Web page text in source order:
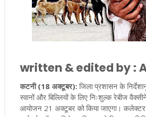
written & edited by :
कटनी (18 अक्टूबर):जिला प्रशासन के
स्वानों और बिल्लियों के लिए निःशुल्क रेबीज
आयोजन 21 अक्टूबर को किया जाएगा। कलेक्टर